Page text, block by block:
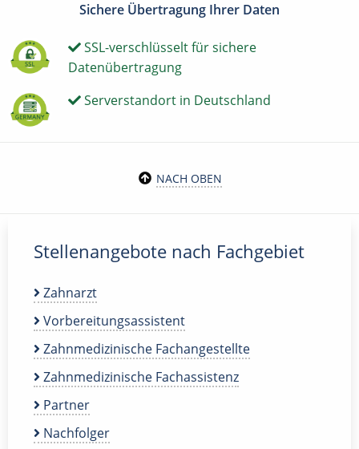
Sichere Übertragung Ihrer Daten
SSL-verschlüsselt für sichere
Datenübertragung
Serverstandort in Deutschland
NACH OBEN
Stellenangebote nach Fachgebiet
Zahnarzt
Vorbereitungsassistent
Zahnmedizinische Fachangestellte
Zahnmedizinische Fachassistenz
Partner
Nachfolger